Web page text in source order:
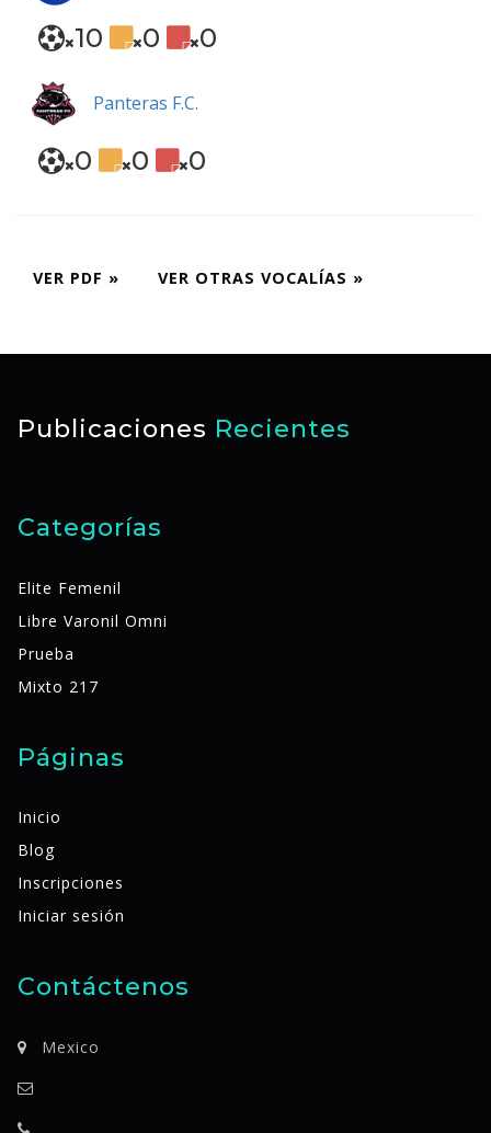
10 0 0
Panteras F.C.
0 0 0
VER PDF » VER OTRAS VOCALÍAS »
Publicaciones Recientes
Categorías
Elite Femenil
Libre Varonil Omni
Prueba
Mixto 217
Páginas
Inicio
Blog
Inscripciones
Iniciar sesión
Contáctenos
Mexico